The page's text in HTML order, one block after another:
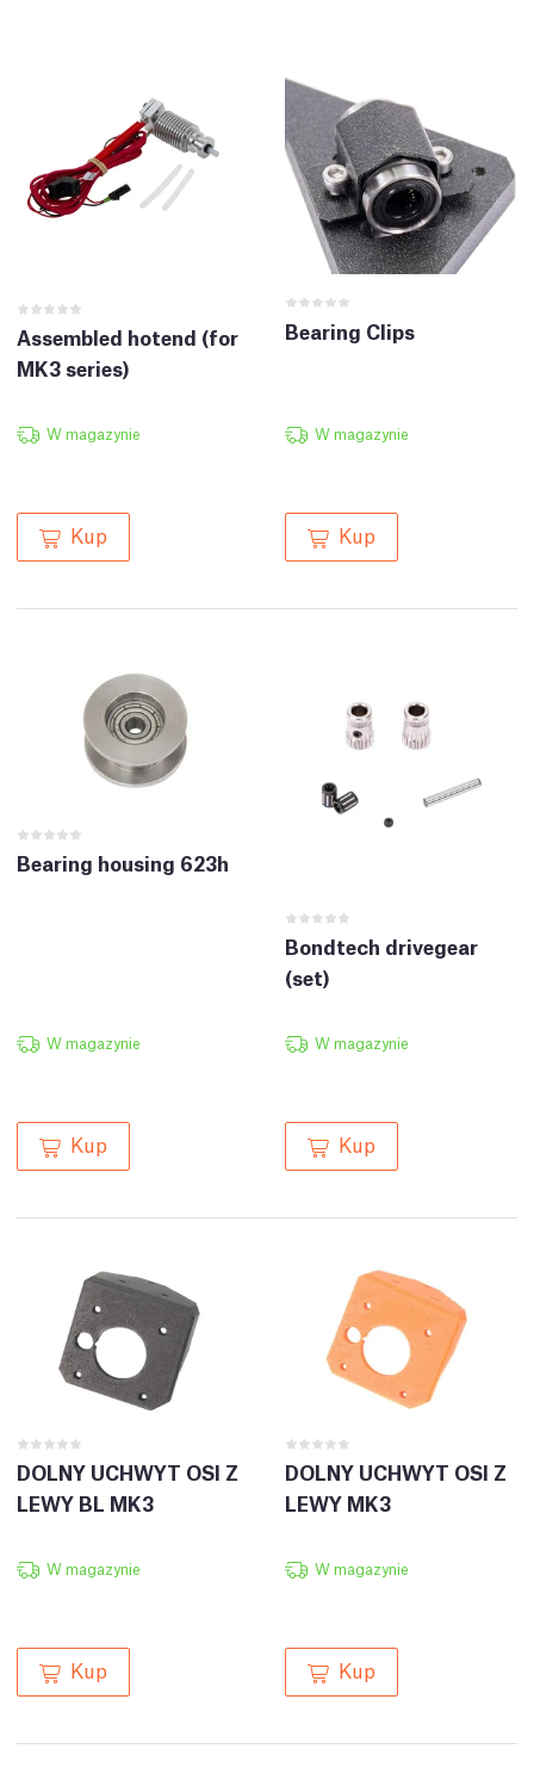
Assembled hotend (for
MK3 series)
W magazynie
Kup
Bearing Clips
W magazynie
Kup
Bearing housing 623h
W magazynie
Kup
Bondtech drivegear
(set)
W magazynie
Kup
DOLNY UCHWYT OSI Z
LEWY BL MK3
W magazynie
Kup
DOLNY UCHWYT OSI Z
LEWY MK3
W magazynie
Kup